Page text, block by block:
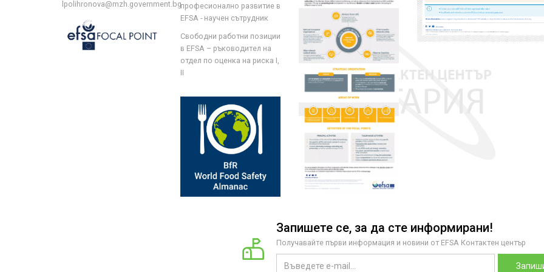
lpolihronova@mzh.government.bgпрофесионално развитие в
EFSA - научен сътрудник
Свободни работни позиции
в EFSA – ръководител на
отдел по оценка на риска I,
II
Запишете се, за да сте информирани!
Получавайте първи информация и новини от EFSA Контактен център